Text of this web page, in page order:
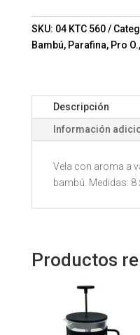
KTC
560
SKU: 04 KTC 560
Bambú, Parafina, Pro O.,
Descripción
Información
Vela con aroma a
bambú. Medidas: 8
Productos